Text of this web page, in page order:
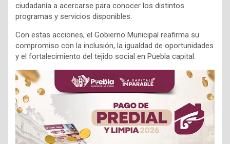
ciudadanía a acercarse para conocer los distintos
programas y servicios disponibles.
Con estas acciones, el Gobierno Municipal reafirma su
compromiso con la inclusión, la igualdad de oportunidades
y el fortalecimiento del tejido social en Puebla capital.